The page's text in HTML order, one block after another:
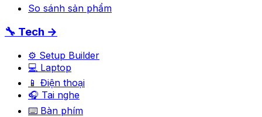
So sánh sản phẩm
🔧 Tech →
⚙️ Setup Builder
💻 Laptop
📱 Điện thoại
🎧 Tai nghe
⌨️ Bàn phím